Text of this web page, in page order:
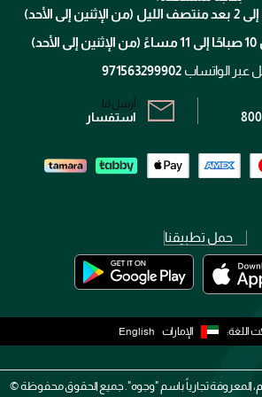
عبر الواتساب 971563299902
أرسل لنا:
استفسار
حمل تطبيقنا
اللغة: الإمارات English
المعروفة تجارياً باسم "وجوه". جميع الحقوق محفوظة ©